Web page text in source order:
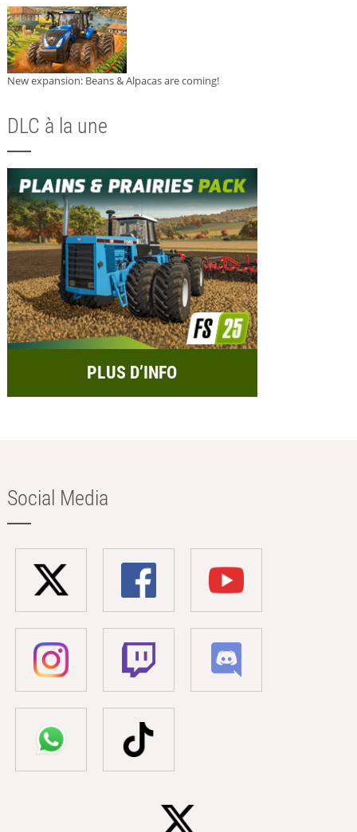
New expansion: Beans & Alpacas are coming!
DLC à la une
PLUS D’INFO
Social Media